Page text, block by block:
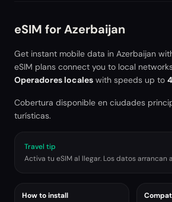
eSIM forAzerbaijan
Get instant mobile data in Azerbaijan
eSIM plans connect you to local
Operadores locales with speeds up to
Cobertura disponible en ciudades
turísticas.
Travel tip
Activa tu eSIM al llegar. Los datos
How to install